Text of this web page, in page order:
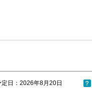
日：2026年8月20日